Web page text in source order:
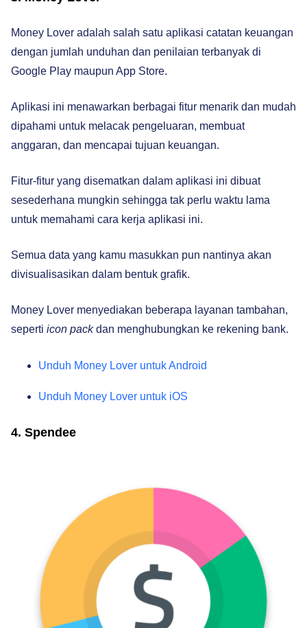
Money Lover adalah salah satu aplikasi catatan keuangan
dengan jumlah unduhan dan penilaian terbanyak di
Google Play maupun App Store.
Aplikasi ini menawarkan berbagai fitur menarik dan mudah
dipahami untuk melacak pengeluaran, membuat
anggaran, dan mencapai tujuan keuangan.
Fitur-fitur yang disematkan dalam aplikasi ini dibuat
sesederhana mungkin sehingga tak perlu waktu lama
untuk memahami cara kerja aplikasi ini.
Semua data yang kamu masukkan pun nantinya akan
divisualisasikan dalam bentuk grafik.
Money Lover menyediakan beberapa layanan tambahan,
seperti icon packdan menghubungkan ke rekening bank.
Unduh Money Lover untuk Android
Unduh Money Lover untuk iOS
4. Spendee